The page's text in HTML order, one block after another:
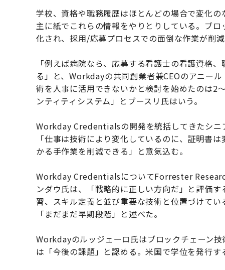
学校、資格や職務履歴はほとんどの場合で変化
主に紙でこれらの情報をやりとりしている。ブ
化され、採用/応募プロセスでの面倒な作業が削減
「例えば病院なら、応募する看護士の看護資格
る」と、Workdayの共同創業者兼CEOのアニー
術を人事に活用できないかと検討を始めたのは2
ンティティシステム」とブースリ氏はいう。
Workday Credentialsの開発を統括してきたシニ
「仕事は技術により変化しているのに、証明書
かる手作業を削減できる」と意気込む。
Workday CredentialsについてForrester
ンダウ氏は、「戦略的に正しい方向だ」と評価
習、スキル定義と並び重要な技術と位置づけて
「まだまだ早期段階」と述べた。
Workdayのルッジェーロ氏はブロックチェーン
は「今後の課題」と認める。米国で学位を発行